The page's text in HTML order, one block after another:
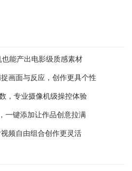
能产出电影级质感素材
画面与反应，创作更具个性
，专业摄像机级操控体验
一键添加让作品创意拉满
频自由组合创作更灵活